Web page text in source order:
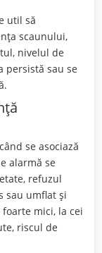
util să
scaunului,
nivelul de
persistă sau se
se asociază
alarmă se
refuzul
sau umflat și
mici, la cei
riscul de